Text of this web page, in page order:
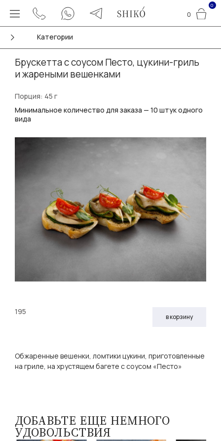
0
0
Категории
Брускетта с соусом Песто, цукини-гриль
и жареными вешенками
Порция: 45 г
Минимальное количество для заказа — 10 штук одного
вида
195
в корзину
Обжаренные вешенки, ломтики цукини, приготовленные
на гриле, на хрустящем багете с соусом «Песто»
ДОБАВЬТЕ ЕЩЕ НЕМНОГО
УДОВОЛЬСТВИЯ